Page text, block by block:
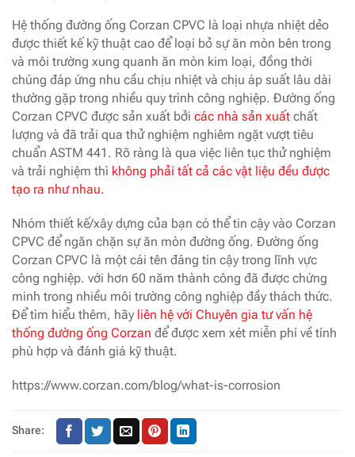
Hệ thống đường ống Corzan CPVC là loại nhựa nhiệt dẻo
được thiết kế kỹ thuật cao để loại bỏ sự ăn mòn bên trong
và môi trường xung quanh ăn mòn kim loại, đồng thời
chúng đáp ứng nhu cầu chịu nhiệt và chịu áp suất lâu dài
thường gặp trong nhiều quy trình công nghiệp. Đường ống
Corzan CPVC được sản xuất bởi các nhà sản xuất chất
lượng và đã trải qua thử nghiệm nghiêm ngặt vượt tiêu
chuẩn ASTM 441. Rõ ràng là qua việc liên tục thử nghiệm
và trải nghiệm thì không phải tất cả các vật liệu đều được
tạo ra như nhau.
Nhóm thiết kế/xây dựng của bạn có thể tin cậy vào Corzan
CPVC để ngăn chặn sự ăn mòn đường ống. Đường ống
Corzan CPVC là một cái tên đáng tin cậy trong lĩnh vực
công nghiệp. với hơn 60 năm thành công đã được chứng
minh trong nhiều môi trường công nghiệp đầy thách thức.
Để tìm hiểu thêm, hãy liên hệ với Chuyên gia tư vấn hệ
thống đường ống Corzan để được xem xét miễn phí về tính
phù hợp và đánh giá kỹ thuật.
https://www.corzan.com/blog/what-is-corrosion
Share: